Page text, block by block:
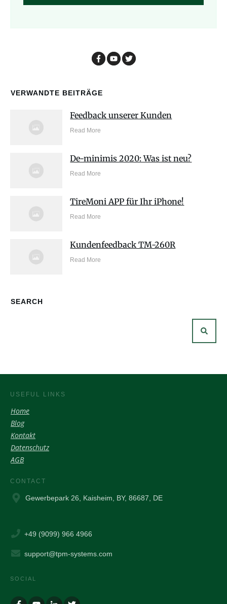
VERWANDTE BEITRÄGE
Feedback unserer Kunden
Read More
De-minimis 2020: Was ist neu?
Read More
TireMoni APP für Ihr iPhone!
Read More
Kundenfeedback TM-260R
Read More
SEARCH
USEFUL LINKS
Home
Blog
Kontakt
Datenschutz
AGB
CONTACT
Gewerbepark 26, Kaisheim, BY, 86687, DE
+49 (9099) 966 4966
support@tpm-systems.com
SOCIAL